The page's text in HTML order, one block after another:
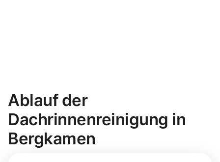
Ablauf der
Dachrinnenreinigung in
Bergkamen